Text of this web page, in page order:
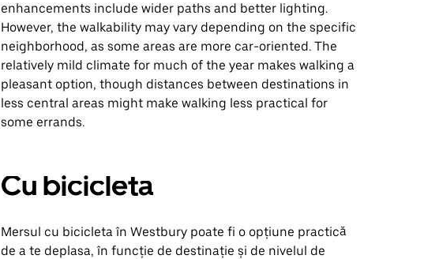
enhancements include wider paths and better lighting.
However, the walkability may vary depending on the specific
neighborhood, as some areas are more car-oriented. The
relatively mild climate for much of the year makes walking a
pleasant option, though distances between destinations in
less central areas might make walking less practical for
some errands.
Cu bicicleta
Mersul cu bicicleta în Westbury poate fi o opțiune practică
de a te deplasa, în funcție de destinație și de nivelul de